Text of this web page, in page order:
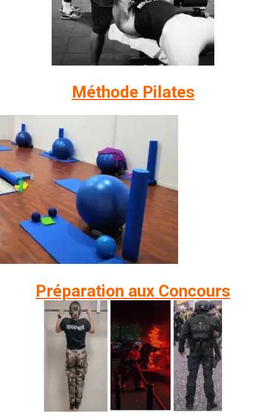
Méthode Pilates
Préparation aux Concours